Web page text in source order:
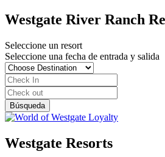
Westgate River Ranch
Seleccione un resort
Seleccione una fecha de entrada y salida
Westgate Resorts